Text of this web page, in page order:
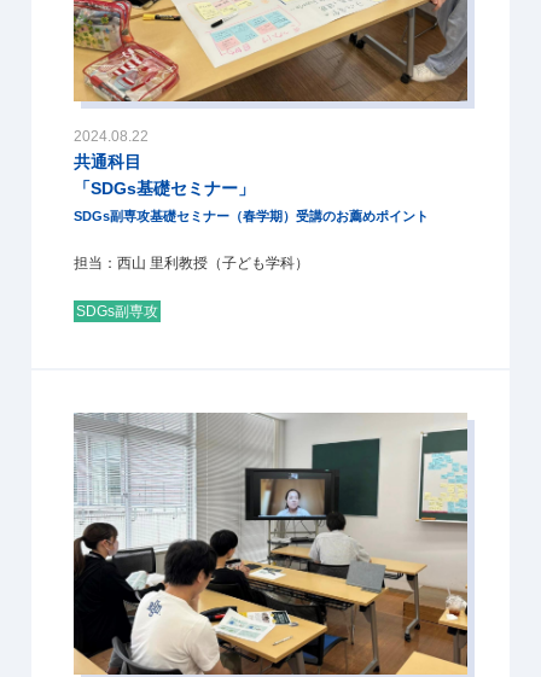
2024.08.22
共通科目
「SDGs基礎セミナー」
SDGs副専攻基礎セミナー（春学期）受講のお薦めポイント
担当：西山 里利教授（子ども学科）
SDGs副専攻